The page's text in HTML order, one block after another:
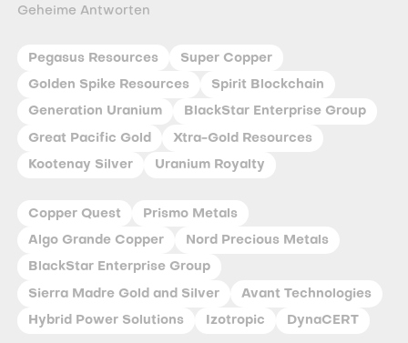
Geheime Antworten
Pegasus Resources Super Copper
Golden Spike Resources Spirit Blockchain
Generation Uranium BlackStar Enterprise Group
Great Pacific Gold Xtra-Gold Resources
Kootenay Silver Uranium Royalty
Copper Quest Prismo Metals
Algo Grande Copper Nord Precious Metals
BlackStar Enterprise Group
Sierra Madre Gold and Silver Avant Technologies
Hybrid Power Solutions Izotropic DynaCERT